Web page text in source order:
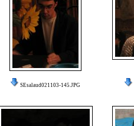
SEsalaud021103-145.JPG